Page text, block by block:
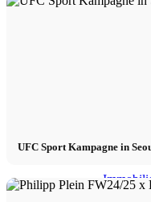
UFC Sport Kampagne in